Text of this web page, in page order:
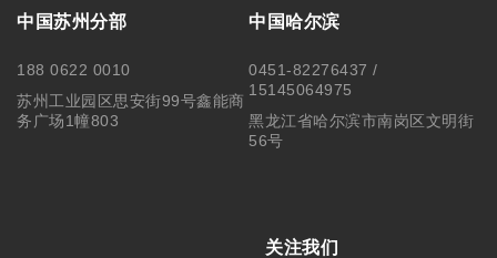
中国苏州分部
188 0622 0010
苏州工业园区思安街99号鑫能商
务广场1幢803
中国哈尔滨
0451-82276437 /
15145064975
黑龙江省哈尔滨市南岗区文明街
56号
关注我们